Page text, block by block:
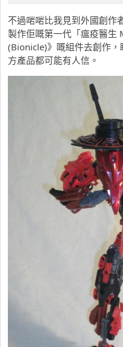
不過啱啱比我見到外國創作
製作佢嘅第一代「瘟疫醫生
(Bionicle)》嘅組件去創作
方產品都可能有人信。